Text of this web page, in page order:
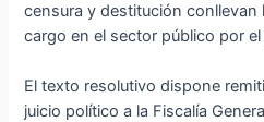
censura y destitución conllevan
cargo en el sector público por
El texto resolutivo dispone
juicio político a la Fiscalía